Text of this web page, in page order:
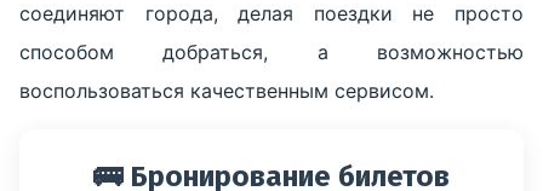
соединяют города, делая поездки не просто
способом добраться, а возможностью
воспользоваться качественным сервисом.
🚌 Бронирование билетов